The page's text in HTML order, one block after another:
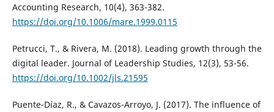
Accounting Research, 10(4), 363-382.
https://doi.org/10.1006/mare.1999.0115
Petrucci, T., & Rivera, M. (2018). Leading growth through the
digital leader. Journal of Leadership Studies, 12(3), 53-56.
https://doi.org/10.1002/jls.21595
Puente-Díaz, R., & Cavazos-Arroyo, J. (2017). The influence of